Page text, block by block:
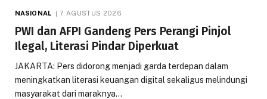
NASIONAL 7 AGUSTUS 2026
PWI dan AFPI Gandeng Pers Perangi Pinjol
Ilegal, Literasi Pindar Diperkuat
JAKARTA: Pers didorong menjadi garda terdepan dalam
meningkatkan literasi keuangan digital sekaligus melindungi
masyarakat dari maraknya…